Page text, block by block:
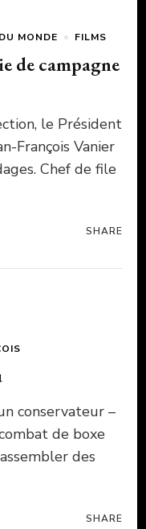
MONDE FILMS
de campagne
le Président
François Vanier
Chef de file
SHARE
conservateur –
de boxe
des
SHARE